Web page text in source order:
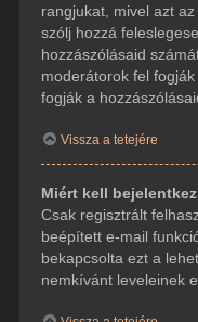
rangjukat, mivel azt
szólj hozzá
hozzászólásaid
moderátorok fel
fogják a
Vissza a tetejére
Miért kell
Csak regisztrált
beépített e-mail
bekapcsolta ezt a
nemkívánt leveleinek